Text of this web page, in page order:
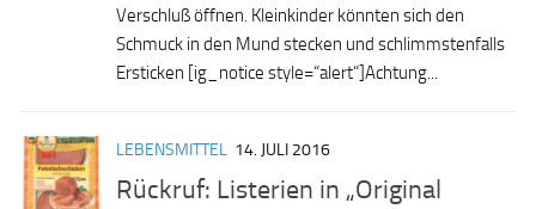
Verschluß öffnen. Kleinkinder könnten sich den
Schmuck in den Mund stecken und schlimmstenfalls
Ersticken [ig_notice style=“alert“]Achtung...
LEBENSMITTEL 14. JULI 2016
Rückruf: Listerien in „Original